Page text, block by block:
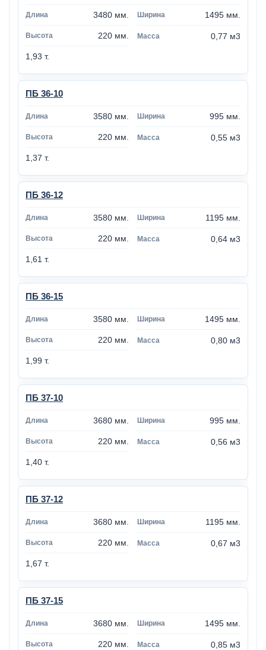
3480 мм. 1495 мм.
220 мм. 0,77 м3
1,93 т.
ПБ 36-10
3580 мм. 995 мм.
220 мм. 0,55 м3
1,37 т.
ПБ 36-12
3580 мм. 1195 мм.
220 мм. 0,64 м3
1,61 т.
ПБ 36-15
3580 мм. 1495 мм.
220 мм. 0,80 м3
1,99 т.
ПБ 37-10
3680 мм. 995 мм.
220 мм. 0,56 м3
1,40 т.
ПБ 37-12
3680 мм. 1195 мм.
220 мм. 0,67 м3
1,67 т.
ПБ 37-15
3680 мм. 1495 мм.
220 мм. 0,85 м3